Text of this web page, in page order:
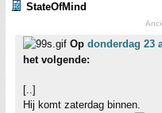
StateOfMind
Op donderdag 23
het volgende:
[..]
Hij komt zaterdag binnen.